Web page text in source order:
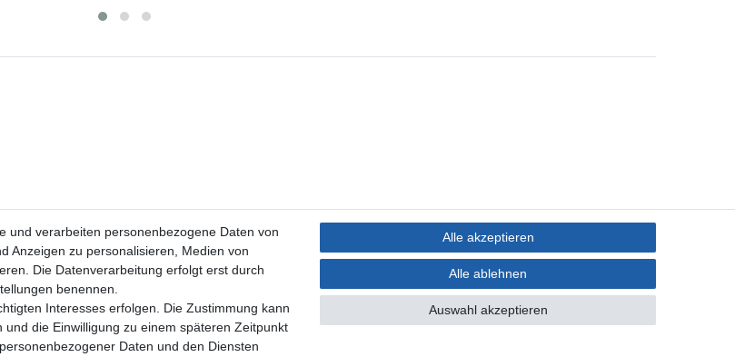
und verarbeiten personenbezogene Daten von
Anzeigen zu personalisieren, Medien von
Die Datenverarbeitung erfolgt erst durch
benennen.
Interesses erfolgen. Die Zustimmung kann
die Einwilligung zu einem späteren Zeitpunkt
Daten und den Diensten
Alle akzeptieren
Alle ablehnen
Auswahl akzeptieren